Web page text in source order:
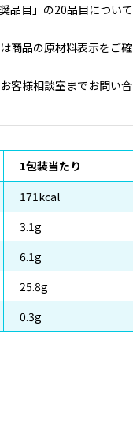
品目」の20品目について
商品の原材料表示をご確
客様相談室までお問い合
1包装当たり
171kcal
3.1g
6.1g
25.8g
0.3g